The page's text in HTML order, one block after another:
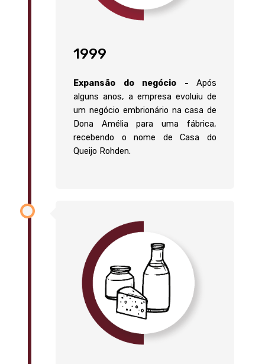
1999
Expansão do negócio - Após
alguns anos, a empresa evoluiu de
um negócio embrionário na casa de
Dona Amélia para uma fábrica,
recebendo o nome de Casa do
Queijo Rohden.